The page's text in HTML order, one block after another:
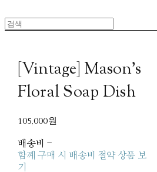
[Vintage] Mason's
Floral Soap Dish
105,000원
배송비 -
함께 구매 시 배송비 절약 상품 보
기